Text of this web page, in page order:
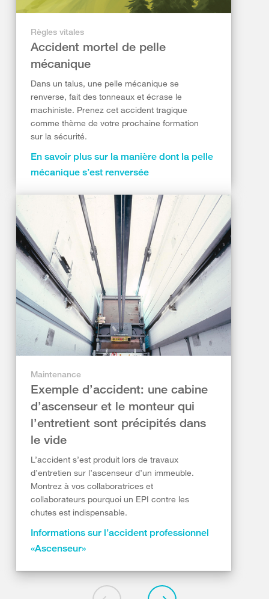
Règles vitales
Accident mortel de pelle
mécanique
Dans un talus, une pelle mécanique se
renverse, fait des tonneaux et écrase le
machiniste. Prenez cet accident tragique
comme thème de votre prochaine formation
sur la sécurité.
En savoir plus sur la manière dont la pelle
mécanique s’est renversée
Maintenance
Exemple d’accident: une cabine
d’ascenseur et le monteur qui
l’entretient sont précipités dans
le vide
L’accident s’est produit lors de travaux
d’entretien sur l’ascenseur d’un immeuble.
Montrez à vos collaboratrices et
collaborateurs pourquoi un EPI contre les
chutes est indispensable.
Informations sur l’accident professionnel
«Ascenseur»